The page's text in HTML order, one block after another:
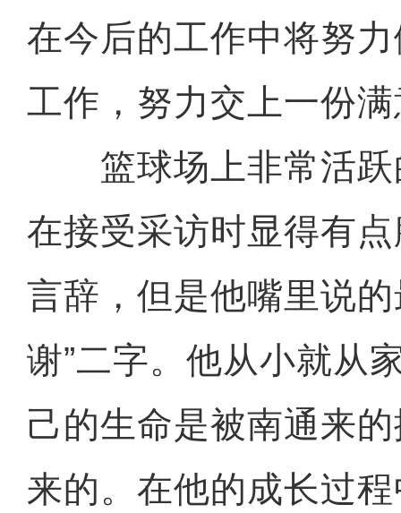
在今后的工作中将努
工作，努力交上一份
篮球场上非常活跃
在接受采访时显得有
言辞，但是他嘴里说
谢”二字。他从小就从
己的生命是被南通来
来的。在他的成长过